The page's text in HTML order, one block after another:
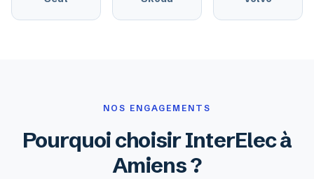
NOS ENGAGEMENTS
Pourquoi choisir InterElec à
Amiens ?